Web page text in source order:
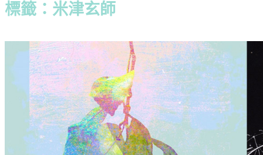
標籤：米津玄師